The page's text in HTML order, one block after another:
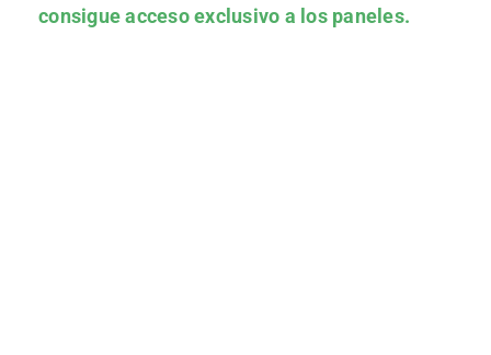
consigue acceso exclusivo a los paneles.